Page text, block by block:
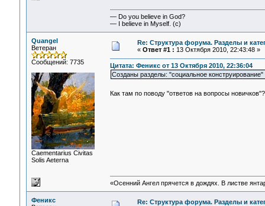
— Do you believe in God?
— I believe in Myself. (c)
Quangel
Ветеран
Сообщений: 7735
Сaementarius Civitas
Solis Aeterna
Re: Структура форума. Разделы и
« Ответ #1 : 13 Октября 2010, 22:43:48 »
Цитата: Феникс от 13 Октября 2010, 22:36:04
Созданы разделы: "социальное конструирование"
Как там по поводу "ответов на вопросы
«Осенний Ангел прячется в дождях. В листве
Феникс
Re: Структура форума. Разделы и